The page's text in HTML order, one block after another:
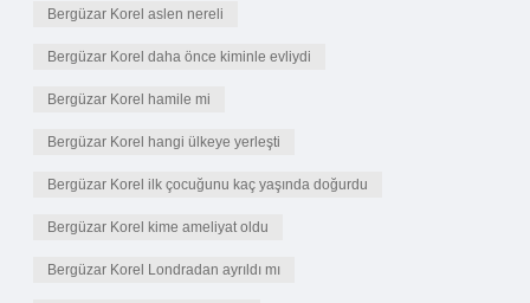
Bergüzar Korel aslen nereli
Bergüzar Korel daha önce kiminle evliydi
Bergüzar Korel hamile mi
Bergüzar Korel hangi ülkeye yerleşti
Bergüzar Korel ilk çocuğunu kaç yaşında doğurdu
Bergüzar Korel kime ameliyat oldu
Bergüzar Korel Londradan ayrıldı mı